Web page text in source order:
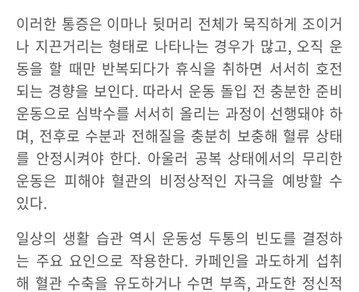
이러한 통증은 이마나 뒷머리 전체가 묵직하게 조이거
나 지끈거리는 형태로 나타나는 경우가 많고, 오직 운
동을 할 때만 반복되다가 휴식을 취하면 서서히 호전
되는 경향을 보인다. 따라서 운동 돌입 전 충분한 준비
운동으로 심박수를 서서히 올리는 과정이 선행돼야 하
며, 전후로 수분과 전해질을 충분히 보충해 혈류 상태
를 안정시켜야 한다. 아울러 공복 상태에서의 무리한
운동은 피해야 혈관의 비정상적인 자극을 예방할 수
있다.
일상의 생활 습관 역시 운동성 두통의 빈도를 결정하
는 주요 요인으로 작용한다. 카페인을 과도하게 섭취
해 혈관 수축을 유도하거나 수면 부족, 과도한 정신적